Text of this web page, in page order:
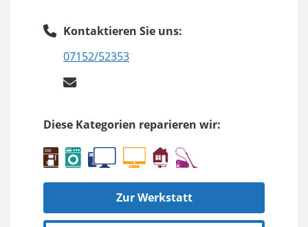
Kontaktieren Sie uns:
07152/52353
Diese Kategorien reparieren wir:
Zur Werkstatt